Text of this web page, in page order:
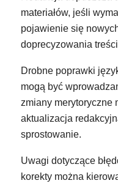
materiałów, jeśli
pojawienie się
doprecyzowania
Drobne poprawki
mogą być
zmiany merytoryczne
aktualizacja
sprostowanie.
Uwagi dotyczące
korekty można